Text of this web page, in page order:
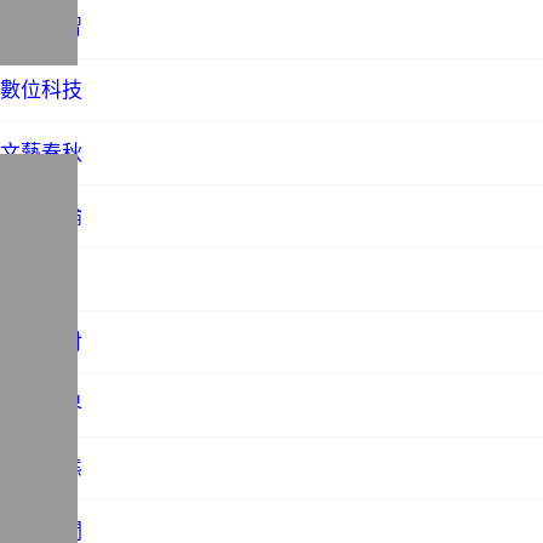
教育學習
數位科技
文藝春秋
時事評論
歷史探討
法務世界
社會百態
站務相關